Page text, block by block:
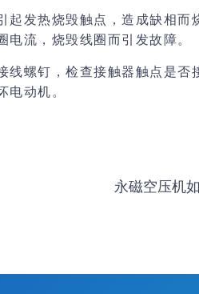
起发热烧毁触点，造成缺相而
流，烧毁线圈而引发故障。
螺钉，检查接触器触点是否
电动机。
永磁空压机